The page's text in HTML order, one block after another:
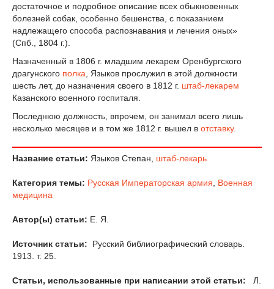
достаточное и подробное описание всех обыкновенных
болезней собак, особенно бешенства, с показанием
надлежащего способа распознавания и лечения оных»
(Спб., 1804 г.).
Назначенный в 1806 г. младшим лекарем Оренбургского
драгунского полка , Языков прослужил в этой должности
шесть лет, до назначения своего в 1812 г. штаб-лекарем
Казанского военного госпиталя.
Последнюю должность, впрочем, он занимал всего лишь
несколько месяцев и в том же 1812 г. вышел в отставку.
Название статьи: Языков Степан, штаб-лекарь
Категория темы: Русская Императорская армия
Военная
медицина
Автор(ы) статьи: Е. Я.
Источник статьи:
Русский библиографический словарь.
1913. т. 25.
Статьи, использованные при написании этой статьи:
Л.